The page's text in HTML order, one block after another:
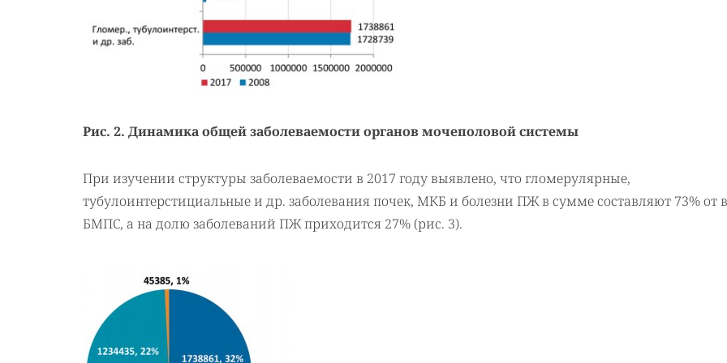
Рис. 2. Динамика общей заболеваемости органов мочеполовой системы
При изучении структуры заболеваемости в 2017 году выявлено, что гломерулярные,
тубулоинтерстициальные и др. заболевания почек, МКБ и болезни ПЖ в сумме составляют 73% от
БМПС, а на долю заболеваний ПЖ приходится 27% (рис. 3).